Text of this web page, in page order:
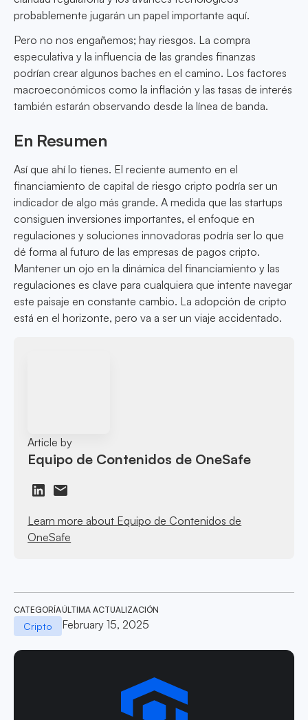
probablemente jugarán un papel importante aquí.
Pero no nos engañemos; hay riesgos. La compra
especulativa y la influencia de las grandes finanzas
podrían crear algunos baches en el camino. Los factores
macroeconómicos como la inflación y las tasas de interés
también estarán observando desde la línea de banda.
En Resumen
Así que ahí lo tienes. El reciente aumento en el
financiamiento de capital de riesgo cripto podría ser un
indicador de algo más grande. A medida que las startups
consiguen inversiones importantes, el enfoque en
regulaciones y soluciones innovadoras podría ser lo que
dé forma al futuro de las empresas de pagos cripto.
Mantener un ojo en la dinámica del financiamiento y las
regulaciones es clave para cualquiera que intente navegar
este paisaje en constante cambio. La adopción de cripto
está en el horizonte, pero va a ser un viaje accidentado.
Article by
Equipo de Contenidos de OneSafe
Learn more about Equipo de Contenidos de
OneSafe
CATEGORÍA
Cripto
ÚLTIMA ACTUALIZACIÓN
February 15, 2025